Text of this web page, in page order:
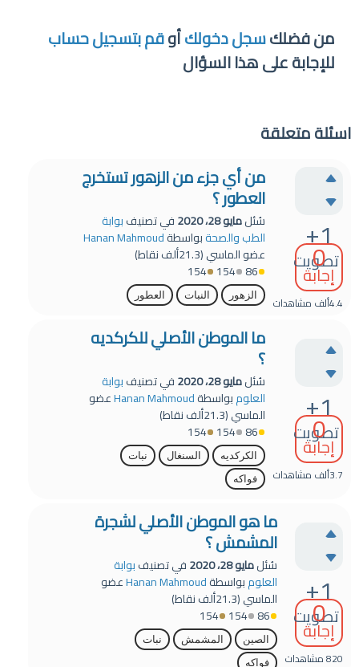
من فضلكسجل دخولكأوقم بتسجيل حساب
للإجابة على هذا السؤال
اسئلة متعلقة
+1
تصويت
0
إجابة
4.4ألف مشاهدات
من أي جزء من الزهور تستخرج
العطور ؟
سُئلمايو 28، 2020 في تصنيفبوابة
الطب والصحةبواسطةHanan Mahmoud
عضو الماسي(21.3ألف
نقاط)
86
154
154
الزهور النبات العطور
+1
تصويت
0
إجابة
3.7ألف مشاهدات
ما الموطن الأصلي للكركديه
؟
سُئلمايو 28، 2020 في تصنيفبوابة
العلومبواسطةHanan Mahmoudعضو
الماسي(21.3ألف
نقاط)
86
154
154
الكركديه السنغال
نبات
فواكه
+1
تصويت
0
إجابة
820مشاهدات
ما هو الموطن الأصلي لشجرة
المشمش ؟
سُئلمايو 28، 2020 في تصنيفبوابة
العلومبواسطةHanan Mahmoudعضو
الماسي(21.3ألف
نقاط)
86
154
154
الصين المشمش
نبات
فواكه